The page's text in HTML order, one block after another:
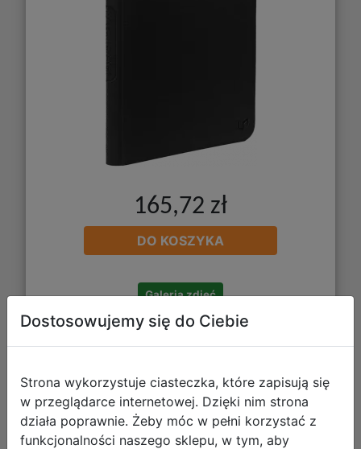
165,72 zł
DO KOSZYKA
Galeria zdjęć
Ultra Pro: Pokemon - 9-Pocket PRO
Binder - Album na Karty - Mega
Charizard X Y
Dostosowujemy się do Ciebie
Strona wykorzystuje ciasteczka, które zapisują się
w przeglądarce internetowej. Dzięki nim strona
działa poprawnie. Żeby móc w pełni korzystać z
funkcjonalności naszego sklepu, w tym, aby